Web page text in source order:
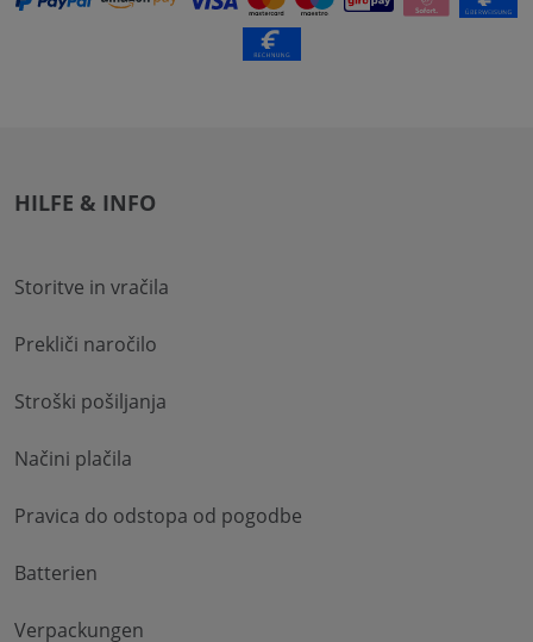
HILFE & INFO
Storitve in vračila
Prekliči naročilo
Stroški pošiljanja
Načini plačila
Pravica do odstopa od pogodbe
Batterien
Verpackungen